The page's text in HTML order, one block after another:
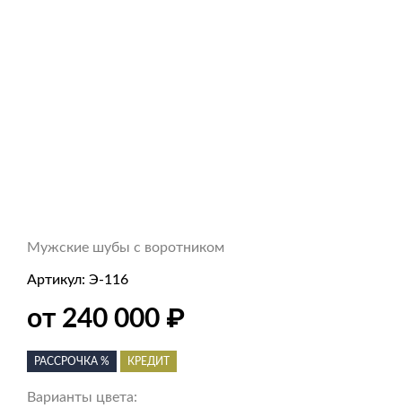
Мужские шубы с воротником
Артикул: Э-116
от 240 000 ₽
РАССРОЧКА % КРЕДИТ
Варианты цвета: